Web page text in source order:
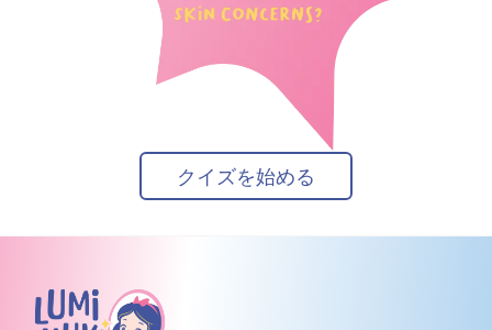
クイズを始める